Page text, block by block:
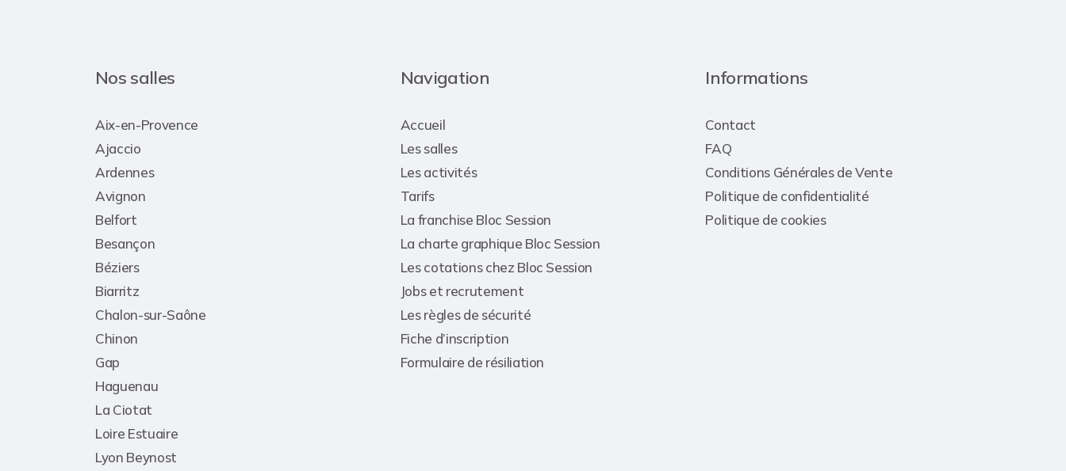
Nos salles
Aix-en-Provence
Ajaccio
Ardennes
Avignon
Belfort
Besançon
Béziers
Biarritz
Chalon-sur-Saône
Chinon
Gap
Haguenau
La Ciotat
Loire Estuaire
Lyon Beynost
Navigation
Accueil
Les salles
Les activités
Tarifs
La franchise Bloc Session
La charte graphique Bloc Session
Les cotations chez Bloc Session
Jobs et recrutement
Les règles de sécurité
Fiche d’inscription
Formulaire de résiliation
Informations
Contact
FAQ
Conditions Générales de Vente
Politique de confidentialité
Politique de cookies